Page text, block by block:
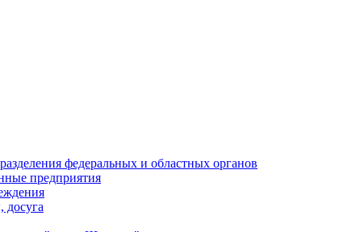
федеральных и областных органов
предприятия
досуга